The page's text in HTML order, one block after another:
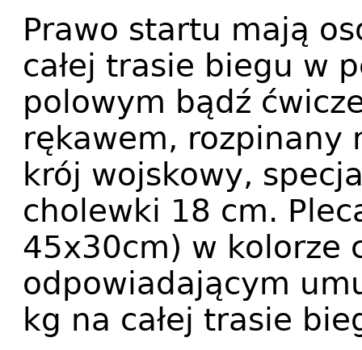
Prawo startu mają
całej trasie biegu w
polowym bądź
rękawem, rozpinany
krój wojskowy,
cholewki 18 cm.
45x30cm) w kolorze
odpowiadającym
kg na całej trasie